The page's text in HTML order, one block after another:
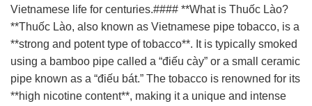
Vietnamese life for centuries.#### **What is Thuốc Lào?
**Thuốc Lào, also known as Vietnamese pipe tobacco, is a
**strong and potent type of tobacco**. It is typically smoked
using a bamboo pipe called a “điếu cày” or a small ceramic
pipe known as a “điếu bát.” The tobacco is renowned for its
**high nicotine content**, making it a unique and intense